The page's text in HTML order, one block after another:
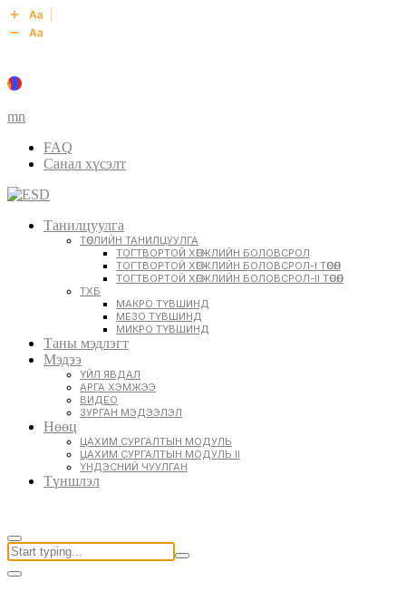
mn
FAQ
Санал хүсэлт
Танилцуулга
ТӨСЛИЙН ТАНИЛЦУУЛГА
ТОГТВОРТОЙ ХӨГЖЛИЙН БОЛОВСРОЛ
ТОГТВОРТОЙ ХӨГЖЛИЙН БОЛОВСРОЛ-I ТӨСӨЛ
ТОГТВОРТОЙ ХӨГЖЛИЙН БОЛОВСРОЛ-II ТӨСӨЛ
ТХБ
МАКРО ТҮВШИНД
МЕЗО ТҮВШИНД
МИКРО ТҮВШИНД
Таны мэдлэгт
Мэдээ
ҮЙЛ ЯВДАЛ
АРГА ХЭМЖЭЭ
ВИДЕО
ЗУРГАН МЭДЭЭЛЭЛ
Нөөц
ЦАХИМ СУРГАЛТЫН МОДУЛЬ
ЦАХИМ СУРГАЛТЫН МОДУЛЬ II
ҮНДЭСНИЙ ЧУУЛГАН
Түншлэл